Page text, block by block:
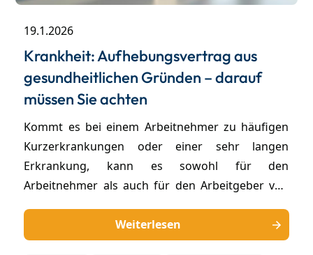
19.1.2026
Krankheit: Aufhebungsvertrag aus
gesundheitlichen Gründen – darauf
müssen Sie achten
Kommt es bei einem Arbeitnehmer zu häufigen
Kurzerkrankungen oder einer sehr langen
Erkrankung, kann es sowohl für den
Arbeitnehmer als auch für den Arbeitgeber von
schließen. Unter welchen Umständen dies der Fall
ist und was es dabei zu beachten gilt, fassen wir
Weiterlesen